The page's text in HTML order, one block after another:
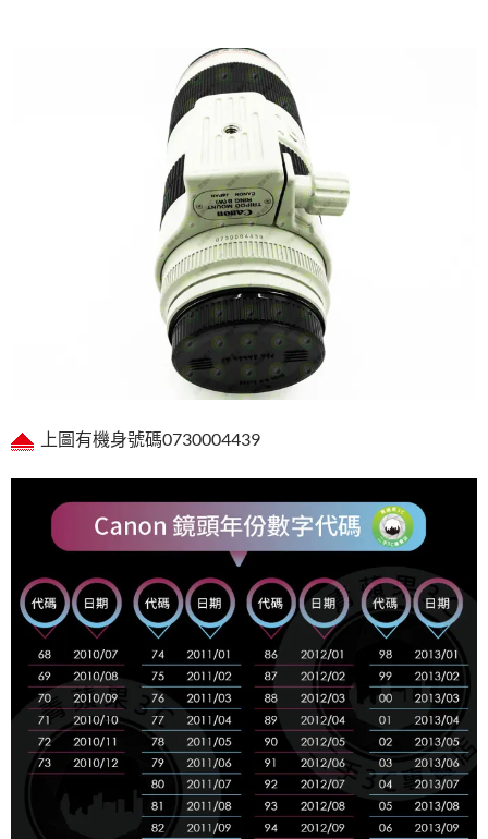
上圖有機身號碼0730004439